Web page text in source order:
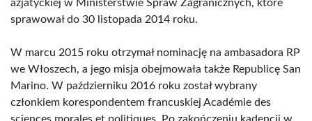
azjatyckiej w Ministerstwie Spraw Zagranicznych, które
sprawował do 30 listopada 2014 roku.
W marcu 2015 roku otrzymał nominację na ambasadora RP
we Włoszech, a jego misja obejmowała także Republicę San
Marino. W październiku 2016 roku został wybrany
członkiem korespondentem francuskiej Académie des